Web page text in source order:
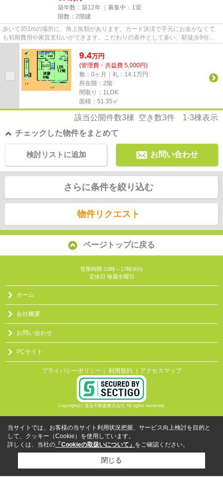
築年数：築12年 ｜募集中： 1室
階数：2階建
歩いて351mの場所に、角上魚類があります。カード決済で手元にお金がなくて
も初期費用や家賃支払いができます。こだわりの条件として多い、駅徒歩9分の
9.4万円
(管理費・共益費 5,000円)
敷：0ヶ月｜礼：14.1万円
所在階：2階
間取り：1LDK
面積：51.35㎡
該当公開件数3棟 空き数3件 1-3棟表示
チェックした物件をまとめて
お問い合わせ
検討リストに追加
さらに条件を絞り込む
物件リクエスト
ページトップに戻る
営業時間:10時～17時30分
定休日:毎週水曜日
ホーム
会社概要
お問い合わせ
PCサイト
プライバシーポリシー ｜ 利用規約 ｜アクセスマップ
Copyright(c) 落合不動産株式会社 All rights reserved.
当サイトでは、お客様の当サイト利用状況把握、サービス向上検討を目的と
して、クッキー（Cookie）を使用しています。
詳しくは、当社の 「Cookieの取扱いについて」 をご確認ください。
閉じる